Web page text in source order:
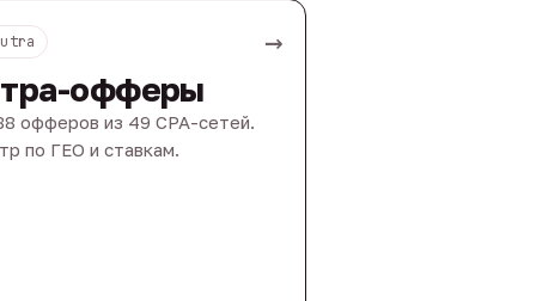
→
офферы
офферов из 49 CPA-сетей.
по ГЕО и ставкам.